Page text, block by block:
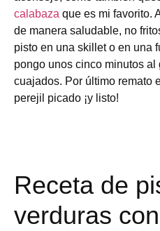
calabaza que es mi favorito.
de manera saludable, no
pisto en una skillet o en una
pongo unos cinco minutos
cuajados. Por último remato
perejil picado ¡y listo!
Receta de
verduras